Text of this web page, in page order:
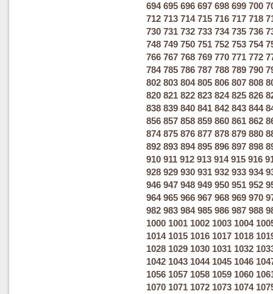
694 695 696 697 698 699 700
712 713 714 715 716 717 718
730 731 732 733 734 735 736
748 749 750 751 752 753 754
766 767 768 769 770 771 772
784 785 786 787 788 789 790
802 803 804 805 806 807 808
820 821 822 823 824 825 826
838 839 840 841 842 843 844
856 857 858 859 860 861 862
874 875 876 877 878 879 880
892 893 894 895 896 897 898
910 911 912 913 914 915 916
928 929 930 931 932 933 934
946 947 948 949 950 951 952
964 965 966 967 968 969 970
982 983 984 985 986 987 988
1000 1001 1002 1003 1004
1014 1015 1016 1017 1018
1028 1029 1030 1031 1032
1042 1043 1044 1045 1046
1056 1057 1058 1059 1060
1070 1071 1072 1073 1074